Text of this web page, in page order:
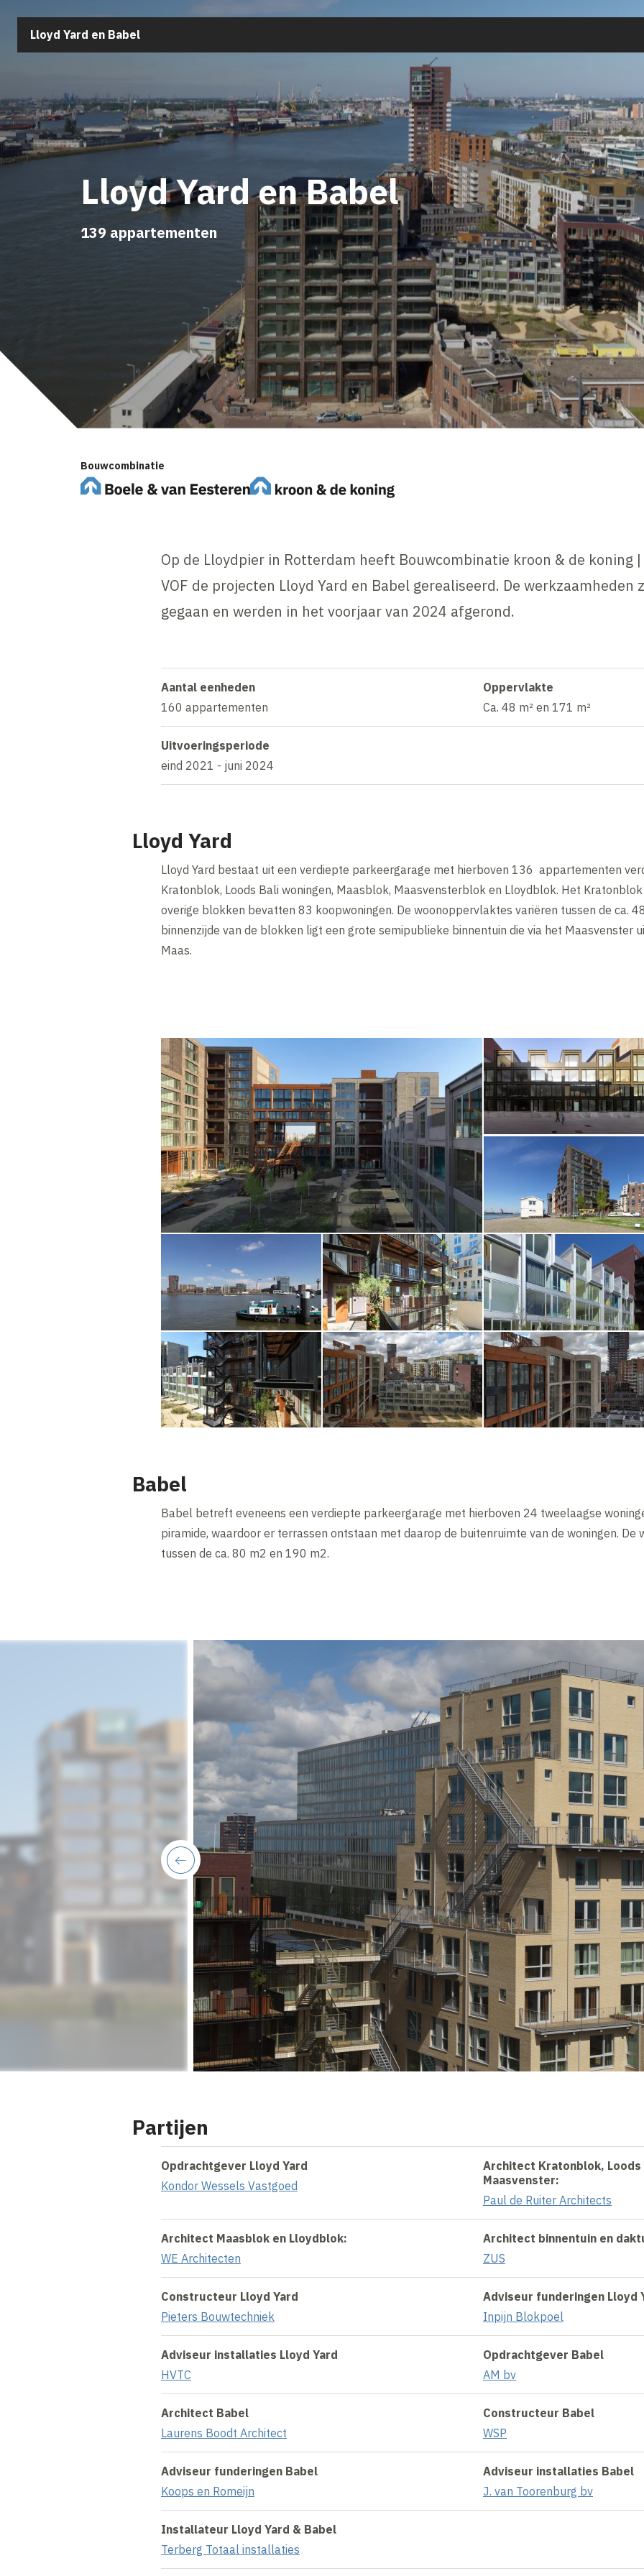
Lloyd Yard en Babel
Lloyd Yard en Babel
139 appartementen
Bouwcombinatie
Op de Lloydpier in Rotterdam heeft Bouwcombinatie kroon & de koning
VOF de projecten Lloyd Yard en Babel gerealiseerd. De
gegaan en werden in het voorjaar van 2024 afgerond.
Aantal eenheden
160 appartementen
Oppervlakte
Ca. 48 m² en 171 m²
Uitvoeringsperiode
eind 2021 - juni 2024
Lloyd Yard
Lloyd Yard bestaat uit een verdiepte parkeergarage met hierboven 136 appartementen
Kratonblok, Loods Bali woningen, Maasblok, Maasvensterblok en Lloydblok. Het
overige blokken bevatten 83 koopwoningen. De woonoppervlaktes variëren tussen de ca.
binnenzijde van de blokken ligt een grote semipublieke binnentuin die via het Maasvenster
Maas.
Babel
Babel betreft eveneens een verdiepte parkeergarage met hierboven 24 tweelaagse
piramide, waardoor er terrassen ontstaan met daarop de buitenruimte van de woningen.
tussen de ca. 80 m2 en 190 m2.
previous
Partijen
Opdrachtgever Lloyd Yard
Kondor Wessels Vastgoed
Architect Kratonblok, Loods
Maasvenster:
Paul de Ruiter Architects
Architect Maasblok en Lloydblok:
WE Architecten
Architect binnentuin en
ZUS
Constructeur Lloyd Yard
Pieters Bouwtechniek
Adviseur funderingen Lloyd
Inpijn Blokpoel
Adviseur installaties Lloyd Yard
HVTC
Opdrachtgever Babel
AM bv
Architect Babel
Laurens Boodt Architect
Constructeur Babel
WSP
Adviseur funderingen Babel
Koops en Romeijn
Adviseur installaties Babel
J. van Toorenburg bv
Installateur Lloyd Yard & Babel
Terberg Totaal installaties